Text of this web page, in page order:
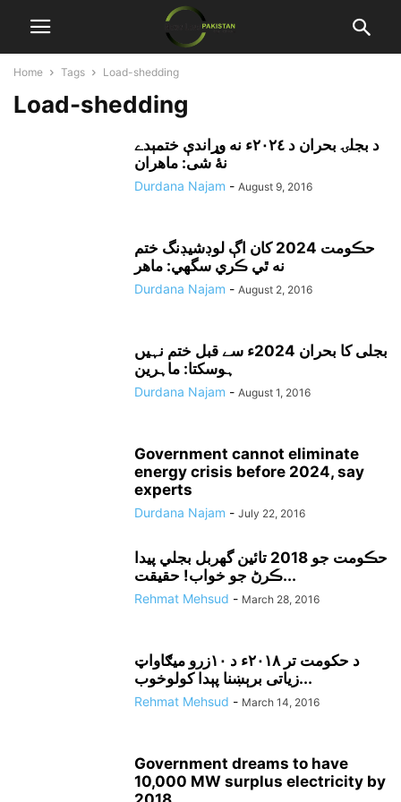
Home Tags Load-shedding
Load-shedding
د بجلۍ بحران د ٢٠٢٤ء نه وړاندې ختمېدے
نۀ شى: ماهران
Durdana Najam - August 9, 2016
حڪومت 2024 کان اڳ لوڊشيڊنگ ختم
نه ٿي ڪري سگھي: ماهر
Durdana Najam - August 2, 2016
بجلی کا بحران 2024ء سے قبل ختم نہیں
ہوسکتا: ماہرین
Durdana Najam - August 1, 2016
Government cannot eliminate
energy crisis before 2024, say
experts
Durdana Najam - July 22, 2016
حڪومت جو 2018 تائين گهربل بجلي پيدا
ڪرڻ جو خواب! حقيقت...
Rehmat Mehsud - March 28, 2016
د حکومت تر ٢٠١٨ء د ١٠زرو ميګاواټ
زياتى برېښنا پېدا کولوخوب...
Rehmat Mehsud - March 14, 2016
Government dreams to have
10,000 MW surplus electricity by